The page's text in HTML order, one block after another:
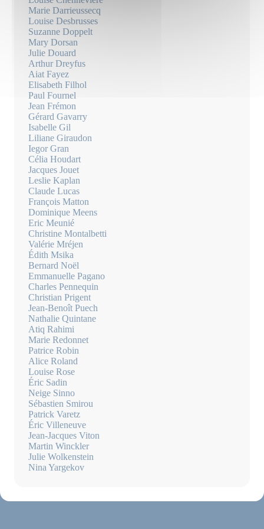
Marie Darrieussecq
Louise Desbrusses
Suzanne Doppelt
Mary Dorsan
Julie Douard
Arthur Dreyfus
Aiat Fayez
Elisabeth Filhol
Paul Fournel
Jean Frémon
Gérard Gavarry
Isabelle Gil
Liliane Giraudon
Iegor Gran
Célia Houdart
Jacques Jouet
Leslie Kaplan
Claude Lucas
François Matton
Dominique Meens
Eric Meunié
Christine Montalbetti
Valérie Mréjen
Édith Msika
Bernard Noël
Emmanuelle Pagano
Charles Pennequin
Christian Prigent
Jean-Benoît Puech
Nathalie Quintane
Atiq Rahimi
Marie Redonnet
Patrice Robin
Alice Roland
Louise Rose
Éric Sadin
Neige Sinno
Sébastien Smirou
Patrick Varetz
Éric Villeneuve
Jean-Jacques Viton
Martin Winckler
Julie Wolkenstein
Nina Yargekov